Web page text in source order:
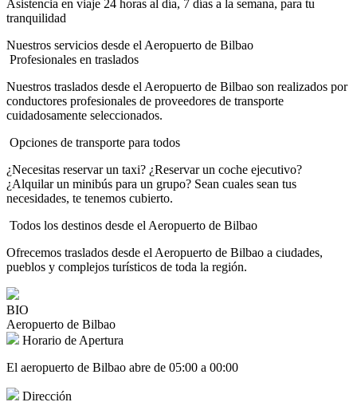
Asistencia en viaje 24 horas al día, 7 días a la semana, para tu
tranquilidad
Nuestros servicios desde el Aeropuerto de Bilbao
Profesionales en traslados
Nuestros traslados desde el Aeropuerto de Bilbao son realizados por
conductores profesionales de proveedores de transporte
cuidadosamente seleccionados.
Opciones de transporte para todos
¿Necesitas reservar un taxi? ¿Reservar un coche ejecutivo?
¿Alquilar un minibús para un grupo? Sean cuales sean tus
necesidades, te tenemos cubierto.
Todos los destinos desde el Aeropuerto de Bilbao
Ofrecemos traslados desde el Aeropuerto de Bilbao a ciudades,
pueblos y complejos turísticos de toda la región.
BIO
Aeropuerto de Bilbao
Horario de Apertura
El aeropuerto de Bilbao abre de 05:00 a 00:00
Dirección